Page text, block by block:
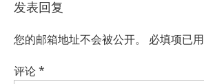
发表回复
您的邮箱地址不会被公开。 必填项已用
评论*